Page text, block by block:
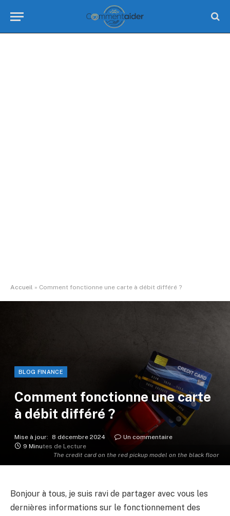
Accueil » Comment fonctionne une carte à débit différé ?
The credit card on the red pickup model on the black floor
BLOG FINANCE
Comment fonctionne une carte
à débit différé ?
Mise à jour: 8 décembre 2024
Un commentaire
9 Minutes de Lecture
Bonjour à tous, je suis ravi de partager avec vous les
dernières informations sur le fonctionnement des